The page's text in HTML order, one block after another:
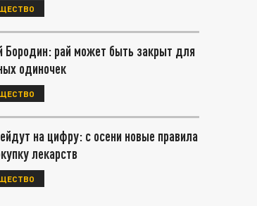
Бородин: рай может быть закрыт для
одиночек
на цифру: с осени новые правила
лекарств